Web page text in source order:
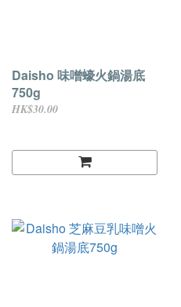
Daisho 味噌蠔火鍋湯底
750g
HK$30.00